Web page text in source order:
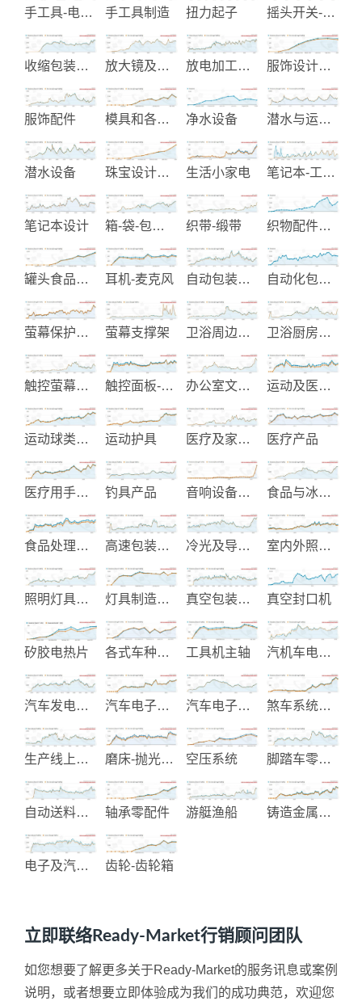
手工具-电动工具-木工机械 手工具制造 扭力起子 摇头开关-翘板开关-金属开关
收缩包装机械与材料 放大镜及配件 放电加工机械 服饰设计制造
服饰配件 模具和各类五金冲压件制造 净水设备 潜水与运动设备
潜水设备 珠宝设计供应制造 生活小家电 笔记本-工商日记制造
笔记本设计 箱-袋-包制造 织带-缎带 织物配件制造
罐头食品与饮料制造 耳机-麦克风 自动包装机械 自动化包装设备
萤幕保护膜和滤光片制造 萤幕支撑架 卫浴周边设备-给皂机 卫浴厨房及生活起居用品
触控萤幕终端机 触控面板-触控控制器 办公室文具用品 运动及医疗护具
运动球类制造 运动护具 医疗及家居医护用品 医疗产品
医疗用手推车 钓具产品 音响设备代工 食品与冰品加工设备
食品处理加工机械 高速包装机械 冷光及导光面板 室内外照明设备
照明灯具设备 灯具制造与设计 真空包装机械 真空封口机
矽胶电热片 各式车种升降窗配件 工具机主轴 汽机车电子零组件制造
汽车发电起动机制造 汽车电子改装产品 汽车电子零件-点火线圈-感知器 煞车系统零配件
生产线上用之组装工具 磨床-抛光-拉床自动化加工设备 空压系统 脚踏车零配件
自动送料机及自动化送料设备 轴承零配件 游艇渔船 铸造金属阀门零件
电子及汽车塑胶零组件 齿轮-齿轮箱
立即联络Ready-Market行销顾问团队
如您想要了解更多关于Ready-Market的服务讯息或案例
说明，或者想要立即体验成为我们的成功典范，欢迎您